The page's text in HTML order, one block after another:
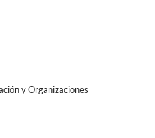
y Organizaciones